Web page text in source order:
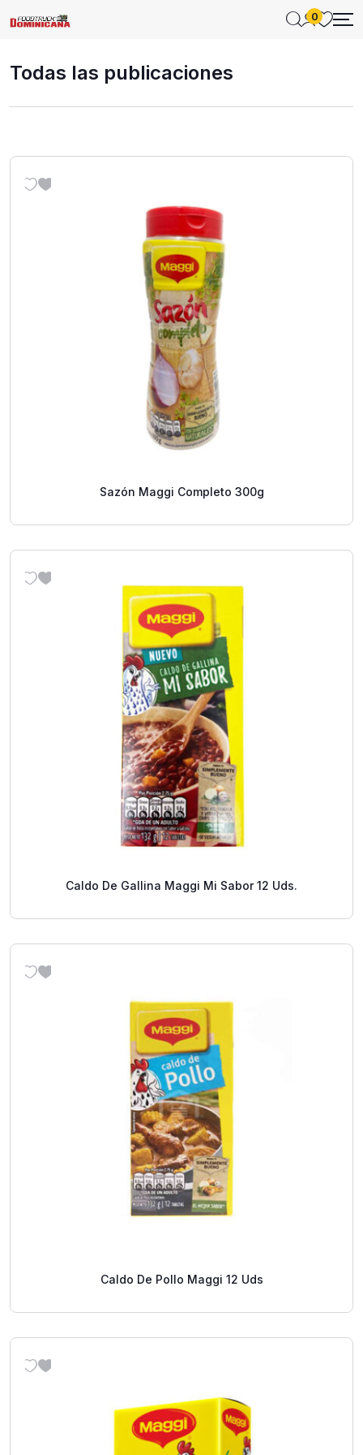
0
Todas las publicaciones
Sazón Maggi Completo 300g
Caldo De Gallina Maggi Mi Sabor 12 Uds.
Caldo De Pollo Maggi 12 Uds